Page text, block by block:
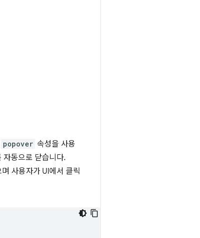
popover 속성을 사용
자동으로 닫습니다.
사용자가 UI에서 클릭